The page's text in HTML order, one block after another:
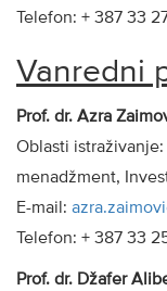
Telefon: + 387 33
Vanredni
Prof. dr. Azra
Oblasti
menadžment,
E-mail:
Telefon: + 387 33
Prof. dr. Džafer